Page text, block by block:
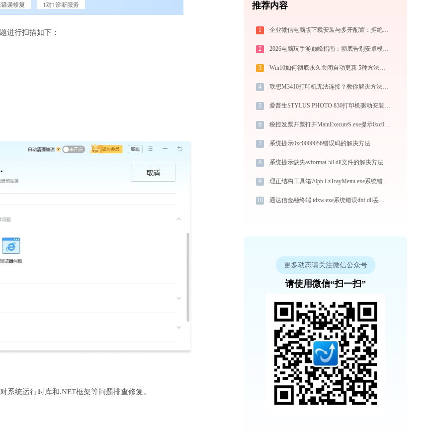
进行扫描如下：
系统运行时库和.NET框架等问题排查修复。
推荐内容
1 企业微信电脑版下载安装与多开配置：拒绝流氓捆绑，拯救C盘深度瘦身配置指南
2 2026电脑玩手游巅峰指南：彻底告别安卓模拟器卡顿与捆绑，体验官方原生多端互通
3 Win10如何彻底永久关闭自动更新 5种方法教你永久关闭win10自动更新
4 联想M3410打印机无法连接？教你解决方法！-金山毒霸
5 爱普生STYLUS PHOTO 830打印机驱动安装全攻略：从下载到安装完全教程
6 税控发票开票打开MainExecuteS.exe提示0xc000000d错误码怎么办
7 系统提示0xc0000056错误码的解决方法
8 系统提示缺失avformat-58.dll文件的解决方法
9 理正结构工具箱70pb LzTrayMenu.exe系统错误jstools3d.dll丢失如何解决
10 通达信金融终端 tdxw.exe系统错误dbf.dll丢失如何解决
更多动态请关注微信公众号
请使用微信“扫一扫”